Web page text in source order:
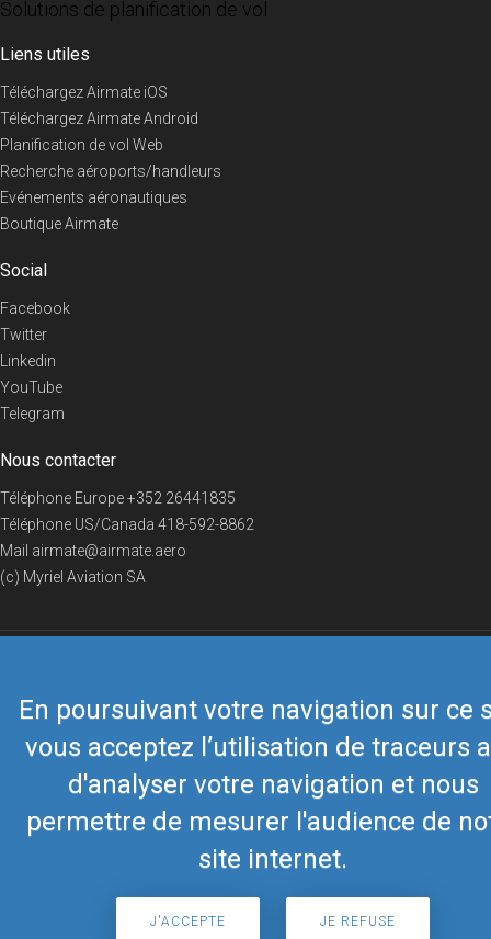
En poursuivant votre navigation sur ce
vous acceptez l’utilisation de traceurs
d'analyser votre navigation et nous
permettre de mesurer l'audience de
site internet.
J'ACCEPTE JE REFUSE
Solutions de planification de vol
Liens utiles
Téléchargez Airmate iOS
Téléchargez Airmate Android
Planification de vol Web
Recherche aéroports/handleurs
Evénements aéronautiques
Boutique Airmate
Social
Facebook
Twitter
Linkedin
YouTube
Telegram
Nous contacter
Téléphone Europe+352 26441835
Téléphone US/Canada 418-592-8862
Mail airmate@airmate.aero
(c) Myriel Aviation SA